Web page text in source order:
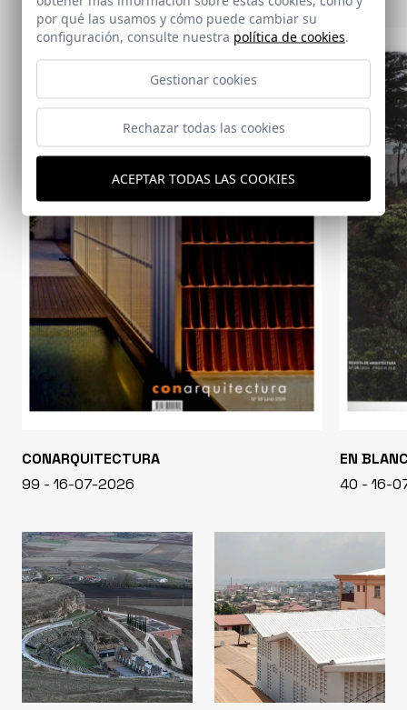
CONARQUITECTURA
99 - 16-07-2026
EN
40 - 16-
por qué las usamos y cómo puede cambiar su
configuración, consulte nuestra política de cookies.
Gestionar cookies
Rechazar todas las cookies
ACEPTAR TODAS LAS COOKIES